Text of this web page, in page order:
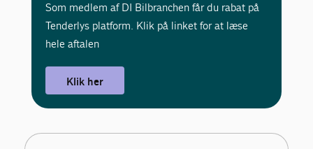
Som medlem af DI Bilbranchen får du rabat på
Tenderlys platform. Klik på linket for at læse
hele aftalen
Klik her